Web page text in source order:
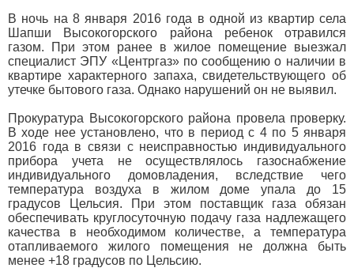
В ночь на 8 января 2016 года в одной из квартир села
Шапши Высокогорского района ребенок отравился
газом. При этом ранее в жилое помещение выезжал
специалист ЭПУ «Центргаз» по сообщению о наличии в
квартире характерного запаха, свидетельствующего об
утечке бытового газа. Однако нарушений он не выявил.
Прокуратура Высокогорского района провела проверку.
В ходе нее установлено, что в период с 4 по 5 января
2016 года в связи с неисправностью индивидуального
прибора учета не осуществлялось газоснабжение
индивидуального домовладения, вследствие чего
температура воздуха в жилом доме упала до 15
градусов Цельсия. При этом поставщик газа обязан
обеспечивать круглосуточную подачу газа надлежащего
качества в необходимом количестве, а температура
отапливаемого жилого помещения не должна быть
менее +18 градусов по Цельсию.